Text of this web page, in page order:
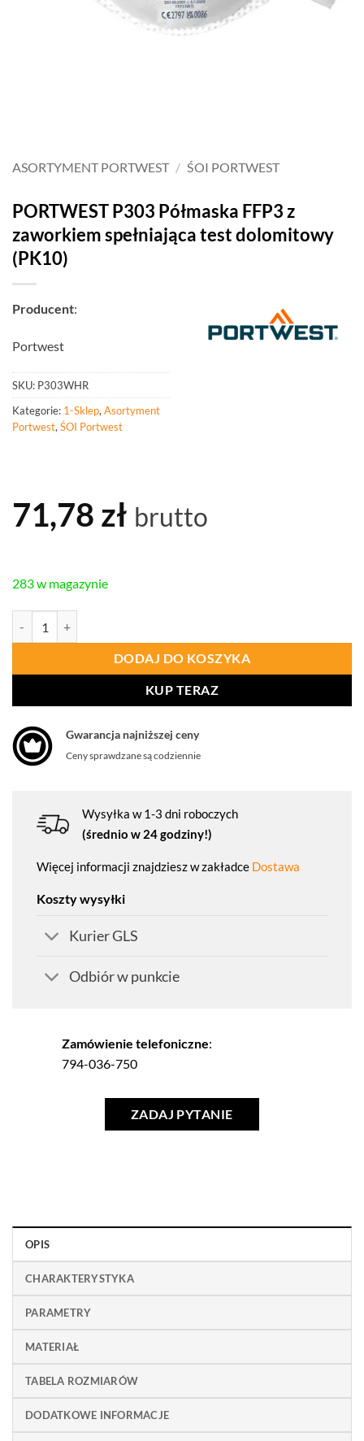
ASORTYMENT PORTWEST / ŚOI PORTWEST
PORTWEST P303 Półmaska FFP3 z
zaworkiem spełniająca test dolomitowy
(PK10)
Producent:
Portwest
SKU: P303WHR
Kategorie: 1-Sklep,Asortyment
Portwest,ŚOI Portwest
71,78 zł brutto
283 w magazynie
DODAJ DO KOSZYKA
KUP TERAZ
Gwarancja najniższej ceny
Ceny sprawdzane są codziennie
Wysyłka w 1-3 dni roboczych
(średnio w 24 godziny!)
Więcej informacji znajdziesz w zakładce Dostawa
Koszty wysyłki
Kurier GLS
Odbiór w punkcie
Zamówienie telefoniczne:
794-036-750
ZADAJ PYTANIE
OPIS
CHARAKTERYSTYKA
PARAMETRY
MATERIAŁ
TABELA ROZMIARÓW
DODATKOWE INFORMACJE